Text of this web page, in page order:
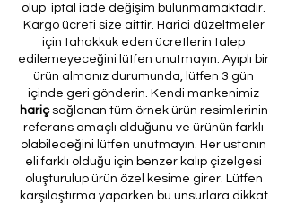
olup iptal iade değişim bulunmamaktadır.
Kargo ücreti size aittir. Harici düzeltmeler
için tahakkuk eden ücretlerin talep
edilemeyeceğini lütfen unutmayın. Ayıplı bir
ürün almanız durumunda, lütfen 3 gün
içinde geri gönderin. Kendi mankenimiz
hariçsağlanan tüm örnek ürün resimlerinin
referans amaçlı olduğunu ve ürünün farklı
olabileceğini lütfen unutmayın. Her ustanın
eli farklı olduğu için benzer kalıp çizelgesi
oluşturulup ürün özel kesime girer. Lütfen
karşılaştırma yaparken bu unsurlara dikkat